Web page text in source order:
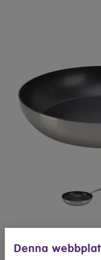
Denna
Köp hos Elon